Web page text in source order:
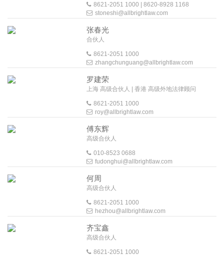
8621-2051 1000 | 8620-8928 1168
stoneshi@allbrightlaw.com
张春光
合伙人
8621-2051 1000
zhangchunguang@allbrightlaw.com
罗建荣
上海 高级合伙人 | 香港 高级外地法律顾问
8621-2051 1000
roy@allbrightlaw.com
傅东辉
高级合伙人
010-8523 0688
fudonghui@allbrightlaw.com
何周
高级合伙人
8621-2051 1000
hezhou@allbrightlaw.com
齐宝鑫
高级合伙人
8621-2051 1000